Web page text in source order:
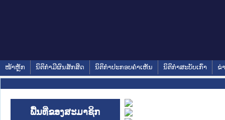
ໜ້າຫຼັກ ນິຕິກໍາມີຜົນສັກສິດ ນິຕິກໍາປະກອບຄໍາເຫັນ ນິຕິກໍາສະບັບເກົ່າ ຂ່
ພື້ນທີ່ຂອງສະມາຊິກ